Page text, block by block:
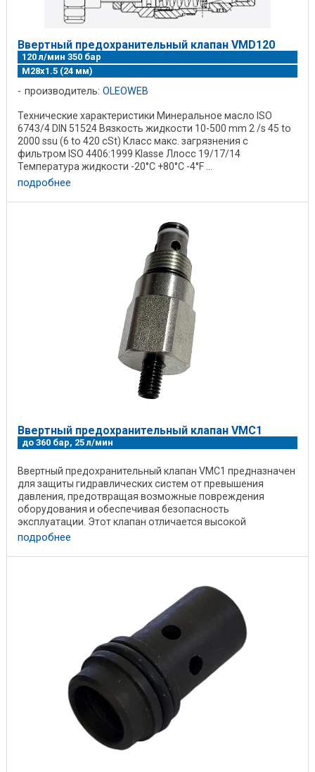
Ввертный предохранительный клапан VMD120
120 л/мин 350 бар
M28x1.5 (24 мм)
производитель: OLEOWEB
Технические характеристики Минеральное масло ISO
6743/4 DIN 51524 Вязкость жидкости 10-500 mm 2 /s 45 to
2000 ssu (6 to 420 cSt) Класс макс. загрязнения с
фильтром ISO 4406:1999 Klasse Ллосс 19/17/14
Температура жидкости -20°C +80°C -4°F ...
подробнее
Ввертный предохранительный клапан VMC1
до 360 бар, 25 л/мин
Ввертный предохранительный клапан VMC1 предназначен
для защиты гидравлических систем от превышения
давления, предотвращая возможные повреждения
оборудования и обеспечивая безопасность
эксплуатации. Этот клапан отличается высокой
надежностью и ...
подробнее